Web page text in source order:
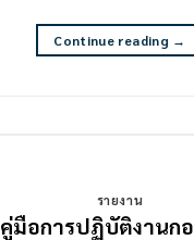
Continue reading →
รายงาน
คู่มือการปฏิบัติงานก